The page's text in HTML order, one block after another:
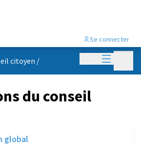
Menu
Se connecter
citoyen /
du conseil
global